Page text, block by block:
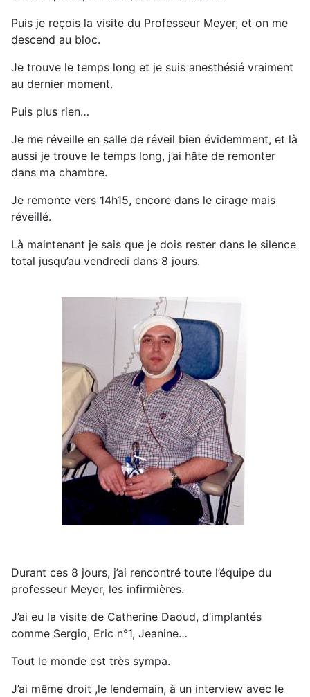
Puis je reçois la visite du Professeur Meyer, et on me
descend au bloc.
Je trouve le temps long et je suis anesthésié vraiment
au dernier moment.
Puis plus rien…
Je me réveille en salle de réveil bien évidemment, et là
aussi je trouve le temps long, j’ai hâte de remonter
dans ma chambre.
Je remonte vers 14h15, encore dans le cirage mais
réveillé.
Là maintenant je sais que je dois rester dans le silence
total jusqu’au vendredi dans 8 jours.
Durant ces 8 jours, j’ai rencontré toute l’équipe du
professeur Meyer, les infirmières.
J’ai eu la visite de Catherine Daoud, d’implantés
comme Sergio, Eric n°1, Jeanine…
Tout le monde est très sympa.
J’ai même droit ,le lendemain, à un interview avec le